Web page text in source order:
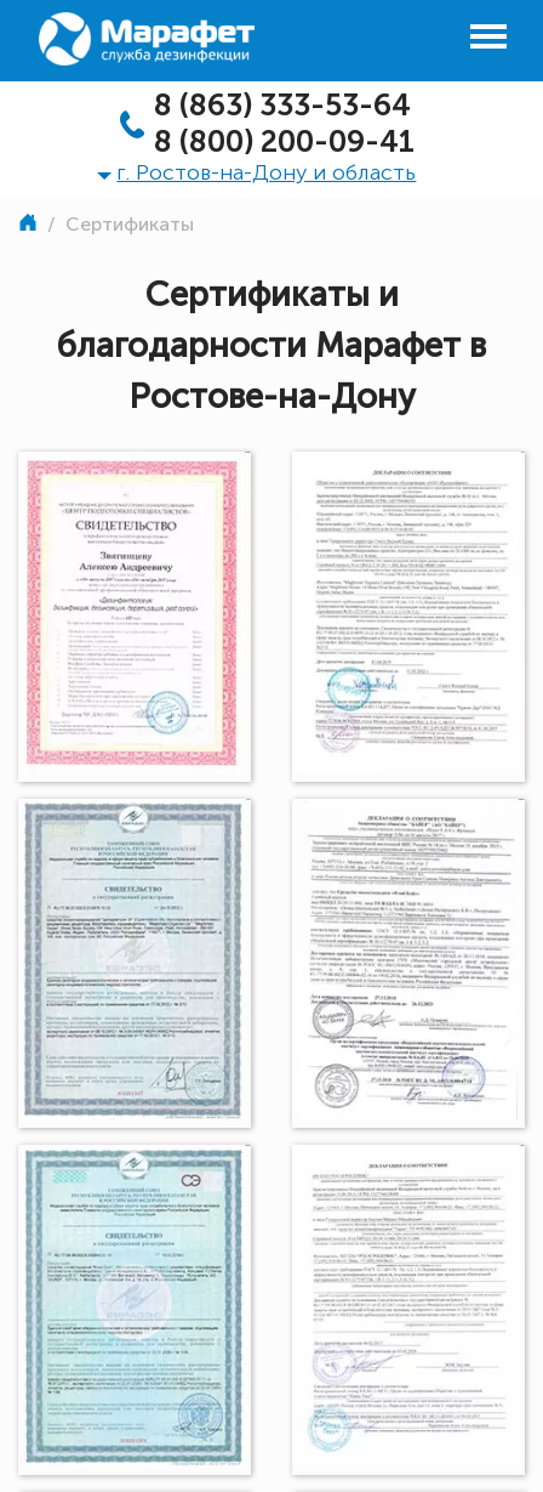
8 (863) 333-53-64
8 (800) 200-09-41
г. Ростов-на-Дону и область
/ Сертификаты
Сертификаты и
благодарности Марафет в
Ростове-на-Дону